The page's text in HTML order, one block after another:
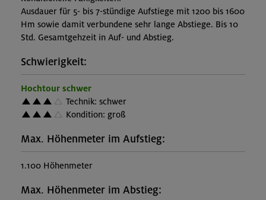
Ausdauer für 5- bis 7-stündige Aufstiege mit 1200 bis 1600
Hm sowie damit verbundene sehr lange Abstiege. Bis 10
Std. Gesamtgehzeit in Auf- und Abstieg.
Schwierigkeit:
Hochtour schwer
Technik: schwer
Kondition: groß
Max. Höhenmeter im Aufstieg:
1.100 Höhenmeter
Max. Höhenmeter im Abstieg: